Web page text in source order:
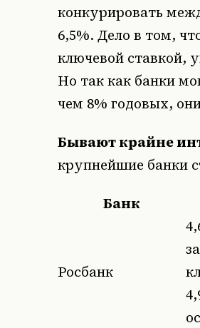
конкурировать
6,5%. Дело в том,
ключевой ставкой,
Но так как банки
чем 8% годовых,
Бывают крайне
крупнейшие банки
Банк
Росбанк